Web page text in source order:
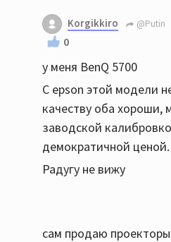
Korgikkiro @Putin
0
у меня BenQ 5700
С epson этой модели
качеству оба хороши,
заводской
демократичной ценой.
Радугу не вижу
сам продаю